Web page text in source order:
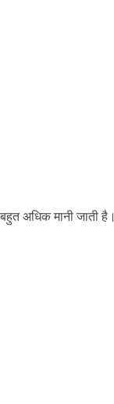
अधिक मानी जाती है।